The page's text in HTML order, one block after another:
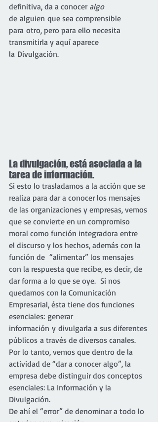
definitiva, da a conocer algo
de alguien que sea comprensible
para otro, pero para ello necesita
transmitirla y aquí aparece
la Divulgación.
La divulgación, está asociada a la
tarea de información.
Si esto lo trasladamos a la acción que se
realiza para dar a conocer los mensajes
de las organizaciones y empresas, vemos
que se convierte en un compromiso
moral como función integradora entre
el discurso y los hechos, además con la
función de  “alimentar” los mensajes
con la respuesta que recibe, es decir, de
dar forma a lo que se oye.  Si nos
quedamos con la Comunicación
Empresarial, ésta tiene dos funciones
esenciales: generar
información y divulgarla a sus diferentes
públicos a través de diversos canales.
Por lo tanto, vemos que dentro de la
actividad de “dar a conocer algo”, la
empresa debe distinguir dos conceptos
esenciales: La Información y la
Divulgación.
De ahí el “error” de denominar a todo lo